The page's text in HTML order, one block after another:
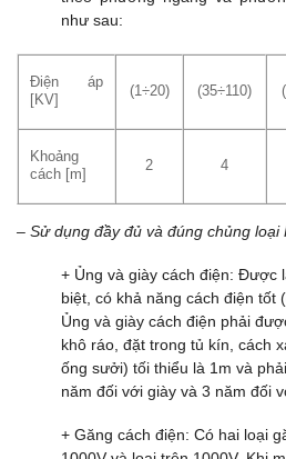
như sau:
Điện áp
[KV]
(1÷20) (35÷110)
Khoảng
cách [m]
2 4
– Sử dụng đầy đủ và đúng chủng loại
+ Ủng và giày cách điện: Được
biệt, có khả năng cách điện tốt
Ủng và giày cách điện phải
khô ráo, đặt trong tủ kín, cách
ống sưởi) tối thiểu là 1m và
năm đối với giày và 3 năm đối
+ Găng cách điện: Có hai loại